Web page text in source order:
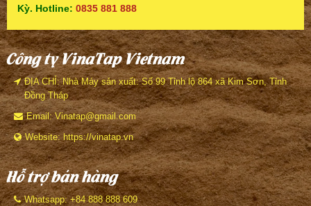
Kỳ. Hotline: 0835 881 888
Công ty VinaTap Vietnam
ĐỊA CHỈ: Nhà Máy sản xuất: Số 99 Tỉnh lộ 864 xã Kim Sơn, Tỉnh
Đồng Tháp
Email: Vinatap@gmail.com
Website: https://vinatap.vn
Hỗ trợ bán hàng
Whatsapp: +84 888 888 609